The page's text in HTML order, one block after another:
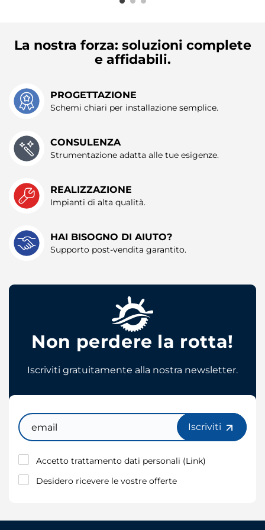
La nostra forza: soluzioni complete
e affidabili.
PROGETTAZIONE
Schemi chiari per installazione semplice.
CONSULENZA
Strumentazione adatta alle tue esigenze.
REALIZZAZIONE
Impianti di alta qualità.
HAI BISOGNO DI AIUTO?
Supporto post-vendita garantito.
Non perdere la rotta!
Iscriviti gratuitamente alla nostra newsletter.
Email
Iscriviti
Accetto trattamento dati personali (Link)
Desidero ricevere le vostre offerte